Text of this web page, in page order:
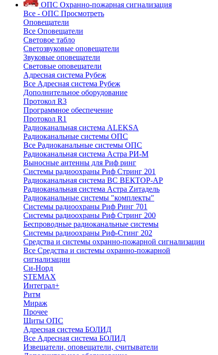
ОПС Охранно-пожарная сигнализация
Все - ОПС Просмотреть
Оповещатели
Все Оповещатели
Световое табло
Светозвуковые оповещатели
Звуковые оповещатели
Световые оповещатели
Адресная система Рубеж
Все Адресная система Рубеж
Дополнительное оборудование
Протокол R3
Программное обеспечение
Протокол R1
Радиоканальная система ALEKSA
Радиоканальные системы ОПС
Все Радиоканальные системы ОПС
Радиоканальная система Астра РИ-М
Выносные антенны для Риф ринг
Системы радиоохраны Риф Стринг 201
Радиоканальная система ВС ВЕКТОР-АР
Радиоканальная система Астра Zитадель
Радиоканальные системы "комплекты"
Системы радиоохраны Риф Ринг 701
Системы радиоохраны Риф Стринг 200
Беспроводные радиоканальные системы
Системы радиоохраны Риф-Стинг 202
Средства и системы охранно-пожарной сигнализации
Все Средства и системы охранно-пожарной
сигнализации
Си-Норд
STEMAX
Интеграл+
Ритм
Мираж
Прочее
Щиты ОПС
Адресная система БОЛИД
Все Адресная система БОЛИД
Извещатели, оповещатели, считыватели